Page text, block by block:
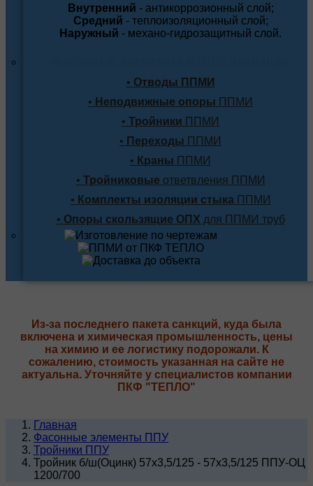
Внутренний - антикоррозионный слой;
Средний - теплоизоляционный слой;
Наружный - механо-гидрозащитный слой.
• Отводы ППМИ
• Неподвижные опоры ППМИ
• Тройники ППМИ
• Переходы ППМИ
• Краны ППМИ
• Тройниковые ответвления ППМИ
• Комплекты изоляции стыкаППМИ
• Опоры скользящие ОПХ для ППМИ труб
Из-за последнего пакета санкций, куда была
включена и химическая промышленность, цены
на химию и ее логистику подорожали. К
сожалению, стоимость указанная на сайте не
актуальна. Уточняйте у специалистов компании
ПКФ "ТЕПЛО"
Главная
Фасонные элементы ППУ
Тройники ППУ
Тройник б/ш(Оцинк) 57х3,5/125 - 57х3,5/125 ППУ-ОЦ
1200/700